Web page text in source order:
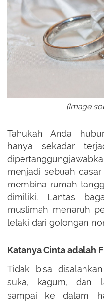
(Image
Tahukah Anda
hanya sekadar
menjadi sebuah
membina rumah
dimiliki. Lantas
muslimah menaruh
lelaki dari golongan
Katanya Cinta adalah
Tidak bisa
suka, kagum, dan
sampai ke dalam